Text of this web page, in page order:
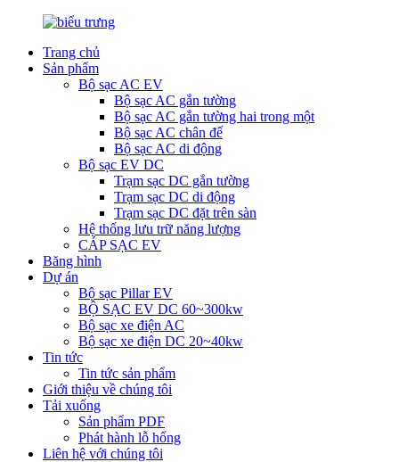
Trang chủ
Sản phẩm
Bộ sạc AC EV
Bộ sạc AC gắn tường
Bộ sạc AC gắn tường hai trong một
Bộ sạc AC chân đế
Bộ sạc AC di động
Bộ sạc EV DC
Trạm sạc DC gắn tường
Trạm sạc DC di động
Trạm sạc DC đặt trên sàn
Hệ thống lưu trữ năng lượng
CÁP SẠC EV
Băng hình
Dự án
Bộ sạc Pillar EV
BỘ SẠC EV DC 60~300kw
Bộ sạc xe điện AC
Bộ sạc xe điện DC 20~40kw
Tin tức
Tin tức sản phẩm
Giới thiệu về chúng tôi
Tải xuống
Sản phẩm PDF
Phát hành lỗ hổng
Liên hệ với chúng tôi